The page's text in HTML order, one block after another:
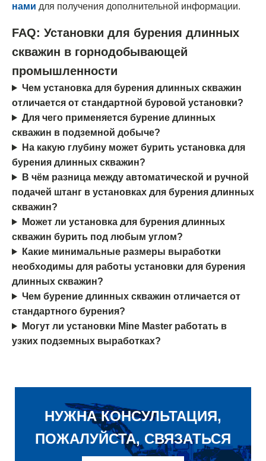
нами для получения дополнительной информации.
FAQ: Установки для бурения длинных
скважин в горнодобывающей
промышленности
Чем установка для бурения длинных скважин
отличается от стандартной буровой установки?
Для чего применяется бурение длинных
скважин в подземной добыче?
На какую глубину может бурить установка для
бурения длинных скважин?
В чём разница между автоматической и ручной
подачей штанг в установках для бурения длинных
скважин?
Может ли установка для бурения длинных
скважин бурить под любым углом?
Какие минимальные размеры выработки
необходимы для работы установки для бурения
длинных скважин?
Чем бурение длинных скважин отличается от
стандартного бурения?
Могут ли установки Mine Master работать в
узких подземных выработках?
НУЖНА КОНСУЛЬТАЦИЯ,
ПОЖАЛУЙСТА, СВЯЗАТЬСЯ